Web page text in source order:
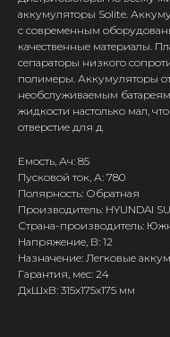
аккумуляторы Solite.
с современным
качественные материалы.
сепараторы низкого
полимеры. Аккумуляторы
необслуживаемым батареям,
жидкости настолько мал,
отверстие для д
Емость, Ач: 85
Пусковой ток, А: 780
Полярность: Обратная
Производитель: HYUNDAI
Страна-производитель:
Напряжение, В: 12
Назначение: Легковые
Гарантия, мес: 24
ДxШxВ: 315x175x175 мм